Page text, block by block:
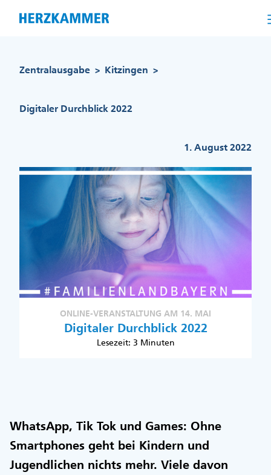
Zentralausgabe > Kitzingen >
Digitaler Durchblick 2022
1. August 2022
ONLINE-VERANSTALTUNG AM 14. MAI
Digitaler Durchblick 2022
Lesezeit: 3 Minuten
WhatsApp, Tik Tok und Games: Ohne
Smartphones geht bei Kindern und
Jugendlichen nichts mehr. Viele davon